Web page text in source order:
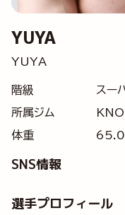
YUYA
YUYA
階級
スー
所属ジム
体重
SNS情報
選手プロフィール